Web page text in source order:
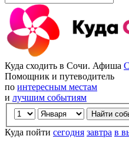
Куда сходить в Сочи. Афиша
Помощник и путеводитель
по интересным местам
и лучшим событиям
Куда пойти сегодня завтра в